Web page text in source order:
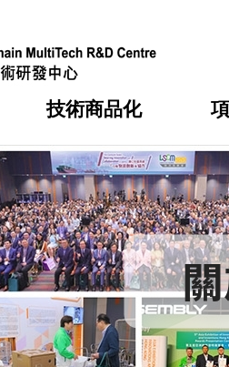
機構簡介
願景及使命
服務範疇
組織架構
組織架構
董事局
研究顧問
技術商品化
服務
可獲授權之技術
應用於公共服務之創新技術
重點項目
合作計劃
研發重點
資助計劃
資助計劃
稅務優惠
申請
評審
活動
LSCM 動向
業界活動
獎項
新聞中心
媒體報導
新聞稿
會籍及服務
登記會籍
會員列表
會員登入 關